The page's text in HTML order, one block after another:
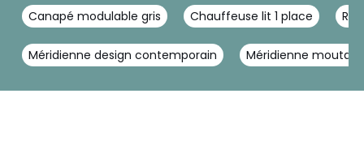
Canapé modulable gris Chauffeuse lit 1 place
Méridienne design contemporain Méridienne